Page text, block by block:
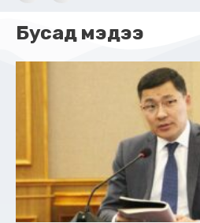
Бусад мэдээ